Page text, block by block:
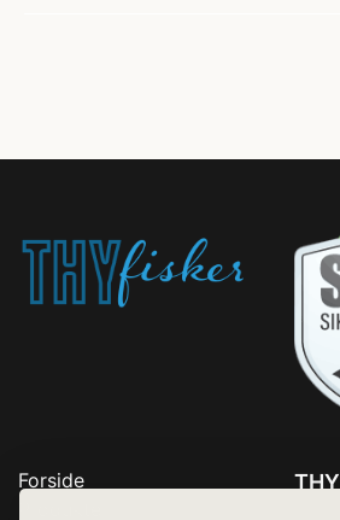
Forside